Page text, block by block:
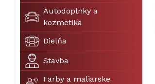
Autodoplnky a
kozmetika
Dielňa
Stavba
Farby a maliarske